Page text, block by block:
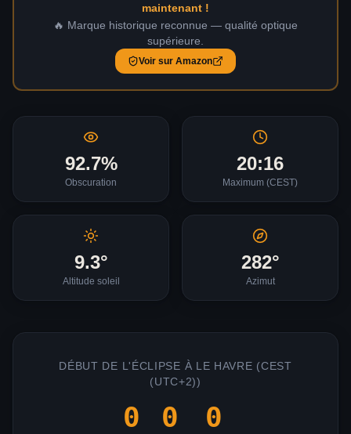
maintenant !
🔥 Marque historique reconnue — qualité optique
supérieure.
Voir sur Amazon
92.7%
Obscuration
20:16
Maximum (CEST)
9.3°
Altitude soleil
282°
Azimut
DÉBUT DE L'ÉCLIPSE À LE HAVRE (CEST
(UTC+2))
0 0 0